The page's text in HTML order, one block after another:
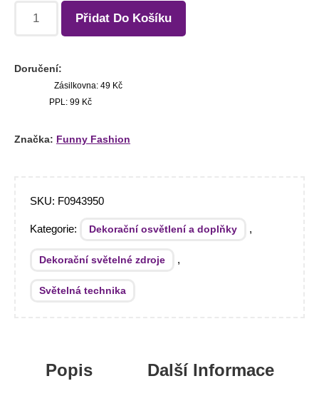
Přidat Do Košíku
Doručení:
Zásilkovna: 49 Kč
PPL: 99 Kč
Značka: Funny Fashion
SKU: F0943950
Kategorie: Dekorační osvětlení a doplňky ,
Dekorační světelné zdroje ,
Světelná technika
Popis Další Informace